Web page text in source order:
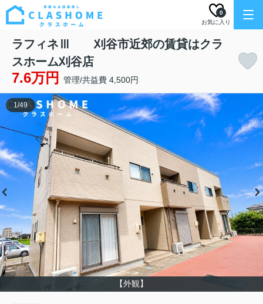
お気に入り
0
ラフィネⅢ 刈谷市近郊の賃貸はクラ
スホーム刈谷店
7.6万円 管理/共益費 4,500円
【外観】
1/49